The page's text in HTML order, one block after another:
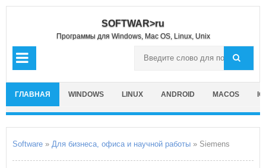
SOFTWAR>ru
Программы для Windows, Mac OS, Linux, Unix
ГЛАВНАЯ WINDOWS LINUX ANDROID MACOS
Software » Для бизнеса, офиса и научной работы » Siemens